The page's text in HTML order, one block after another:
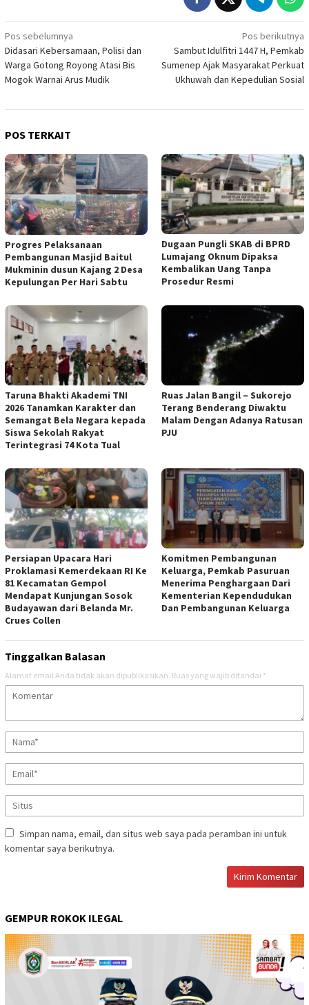
Navigasi
pos
Pos sebelumnya
Didasari Kebersamaan, Polisi dan
Warga Gotong Royong Atasi Bis
Mogok Warnai Arus Mudik
Pos berikutnya
Sambut Idulfitri 1447 H, Pemkab
Sumenep Ajak Masyarakat Perkuat
Ukhuwah dan Kepedulian Sosial
POS TERKAIT
Progres Pelaksanaan
Pembangunan Masjid Baitul
Mukminin dusun Kajang 2 Desa
Kepulungan Per Hari Sabtu
Dugaan Pungli SKAB di BPRD
Lumajang Oknum Dipaksa
Kembalikan Uang Tanpa
Prosedur Resmi
Taruna Bhakti Akademi TNI
2026 Tanamkan Karakter dan
Semangat Bela Negara kepada
Siswa Sekolah Rakyat
Terintegrasi 74 Kota Tual
Ruas Jalan Bangil – Sukorejo
Terang Benderang Diwaktu
Malam Dengan Adanya Ratusan
PJU
Persiapan Upacara Hari
Proklamasi Kemerdekaan RI Ke
81 Kecamatan Gempol
Mendapat Kunjungan Sosok
Budayawan dari Belanda Mr.
Crues Collen
Komitmen Pembangunan
Keluarga, Pemkab Pasuruan
Menerima Penghargaan Dari
Kementerian Kependudukan
Dan Pembangunan Keluarga
Tinggalkan Balasan
Alamat email Anda tidak akan dipublikasikan. Ruas yang wajib ditandai *
Simpan nama, email, dan situs web saya pada peramban ini untuk
komentar saya berikutnya.
GEMPUR ROKOK ILEGAL